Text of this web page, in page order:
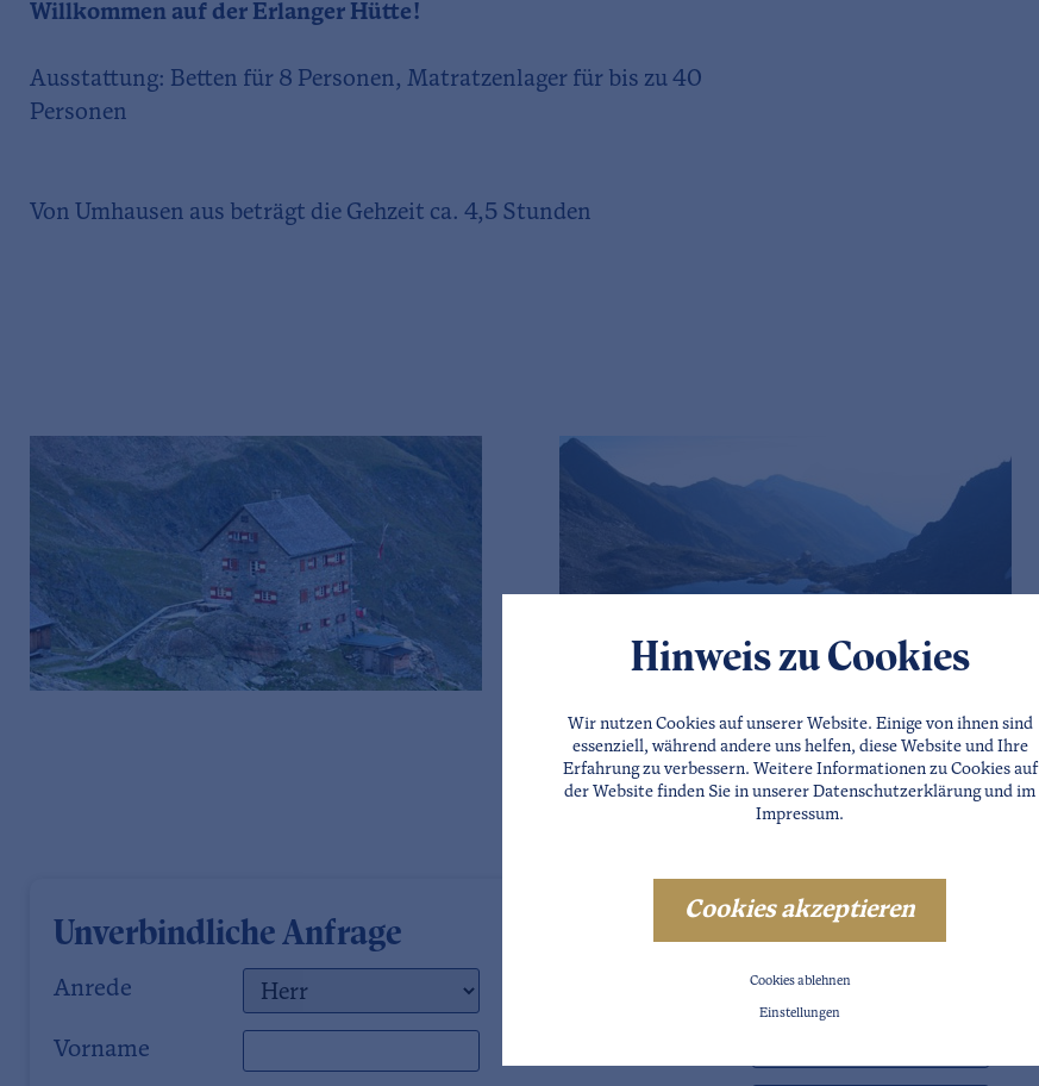
Willkommen auf der Erlanger Hütte!
Ausstattung: Betten für 8 Personen, Matratzenlager für bis zu 40
Personen
Von Umhausen aus beträgt die Gehzeit ca. 4,5 Stunden
Unverbindliche Anfrage
Anrede
Vorname
Hinweis zu Cookies
Wir nutzen Cookies auf unserer Website. Einige von ihnen sind
essenziell, während andere uns helfen, diese Website und Ihre
Erfahrung zu verbessern. Weitere Informationen zu Cookies auf
der Website finden Sie in unserer Datenschutzerklärungund im
Impressum.
Cookies akzeptieren
Cookies ablehnen
Einstellungen